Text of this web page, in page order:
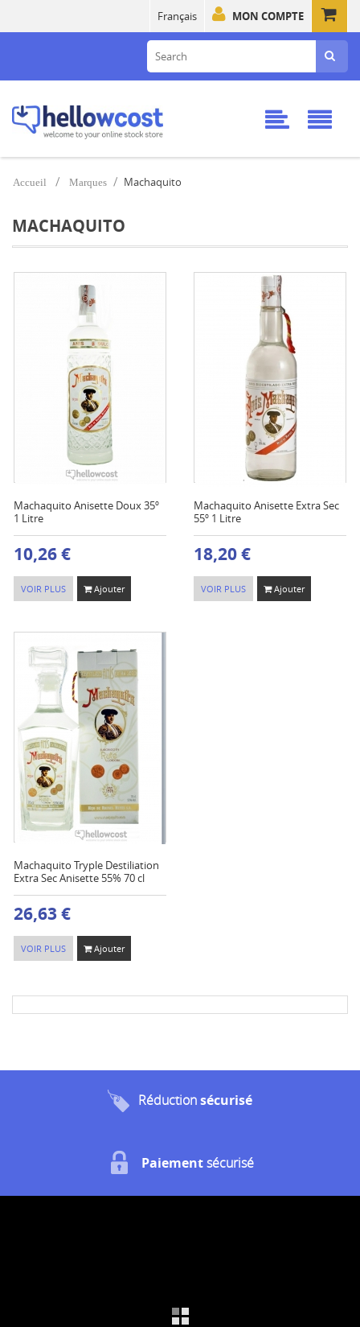
MON COMPTE
Français
Accueil Marques Machaquito
MACHAQUITO
Machaquito Anisette Doux 35º
1 Litre
10,26 €
VOIR PLUS Ajouter
Machaquito Anisette Extra Sec
55º 1 Litre
18,20 €
VOIR PLUS Ajouter
Machaquito Tryple Destiliation
Extra Sec Anisette 55% 70 cl
26,63 €
VOIR PLUS Ajouter
Réductionsécurisé
Paiementsécurisé